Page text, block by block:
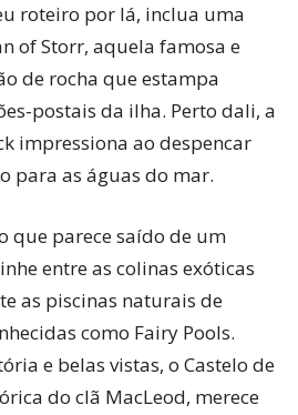
roteiro por lá, inclua uma
of Storr, aquela famosa e
de rocha que estampa
postais da ilha. Perto dali, a
impressiona ao despencar
para as águas do mar.
que parece saído de um
entre as colinas exóticas
as piscinas naturais de
como Fairy Pools.
e belas vistas, o Castelo de
do clã MacLeod, merece